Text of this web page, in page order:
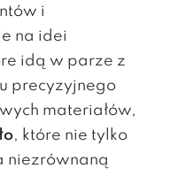
i
na idei
idą w parze z
precyzyjnego
materiałów,
, które nie tylko
niezrównaną